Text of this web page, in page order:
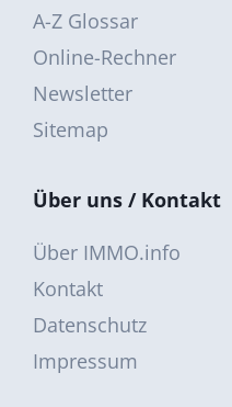
A-Z Glossar
Online-Rechner
Newsletter
Sitemap
Über uns / Kontakt
Über IMMO.info
Kontakt
Datenschutz
Impressum